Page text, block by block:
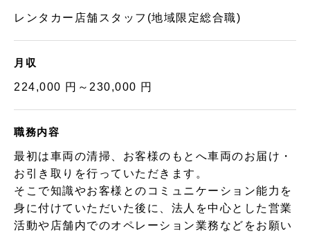
レンタカー店舗スタッフ(地域限定総合職)
月収
224,000 円～230,000 円
職務内容
最初は車両の清掃、お客様のもとへ車両のお届け・
お引き取りを行っていただきます。
そこで知識やお客様とのコミュニケーション能力を
身に付けていただいた後に、法人を中心とした営業
活動や店舗内でのオペレーション業務などをお願い